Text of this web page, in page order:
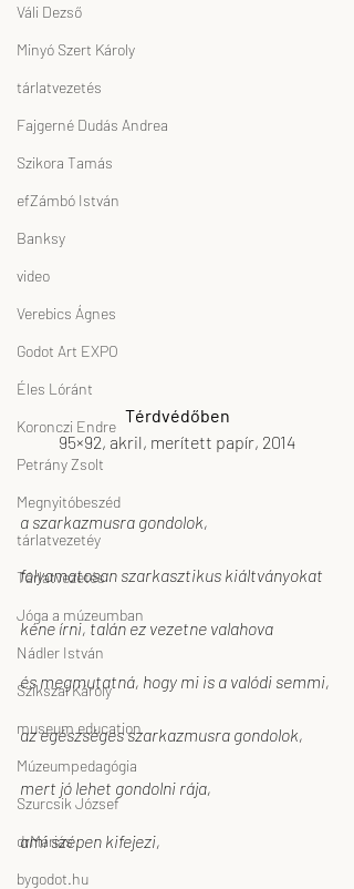
Váli Dezső
Minyó Szert Károly
tárlatvezetés
Fajgerné Dudás Andrea
Szikora Tamás
efZámbó István
Banksy
video
Verebics Ágnes
Godot Art EXPO
Éles Lóránt
Koronczi Endre
Petrány Zsolt
Megnyitóbeszéd
tárlatvezetéy
Tárlatvezetés
Jóga a múzeumban
Nádler István
Szikszai Károly
museum education
Múzeumpedagógia
Szurcsik József
drMáriás
bygodot.hu
Térdvédőben
95×92, akril, merített papír, 2014
a szarkazmusra gondolok,
folyamatosan szarkasztikus kiáltványokat
kéne írni, talán ez vezetne valahova
és megmutatná, hogy mi is a valódi semmi,
az egészséges szarkazmusra gondolok,
mert jó lehet gondolni rája,
ami szépen kifejezi,